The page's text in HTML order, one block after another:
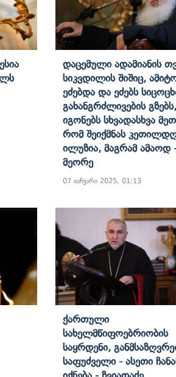
Დაცემული Ადამიანის
Სიკვდილის Შიშიც,
Ეძებდა Და Ეძებს
Გახანგრძლივების Გზებს,
Იგონებს Სხვადასხვა
Რომ Შეიქმნას
Ილუზია, Მაგრამ Ამაოდ
Მეორე
07 იანვარი 2025, 01:13
Ქართული
Სახელმწიფოებრიობის
Საყრდენი,
Საფუძველი - Ასეთი